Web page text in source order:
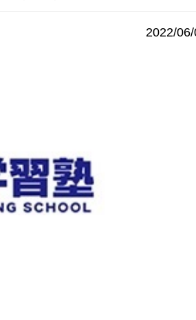
2022/